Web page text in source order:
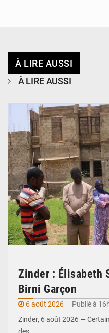
À LIRE AUSSI
À LIRE AUSSI
Zinder : Élisabeth
Birni Garçon
6 août 2026
Publié à
Zinder, 6 août 2026 —